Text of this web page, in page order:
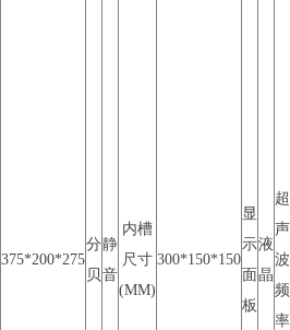
375*200*275
分
贝
静
音
内槽
尺寸
(MM)
300*150*150
显
示
面
板
液
晶
超
声
波
频
率